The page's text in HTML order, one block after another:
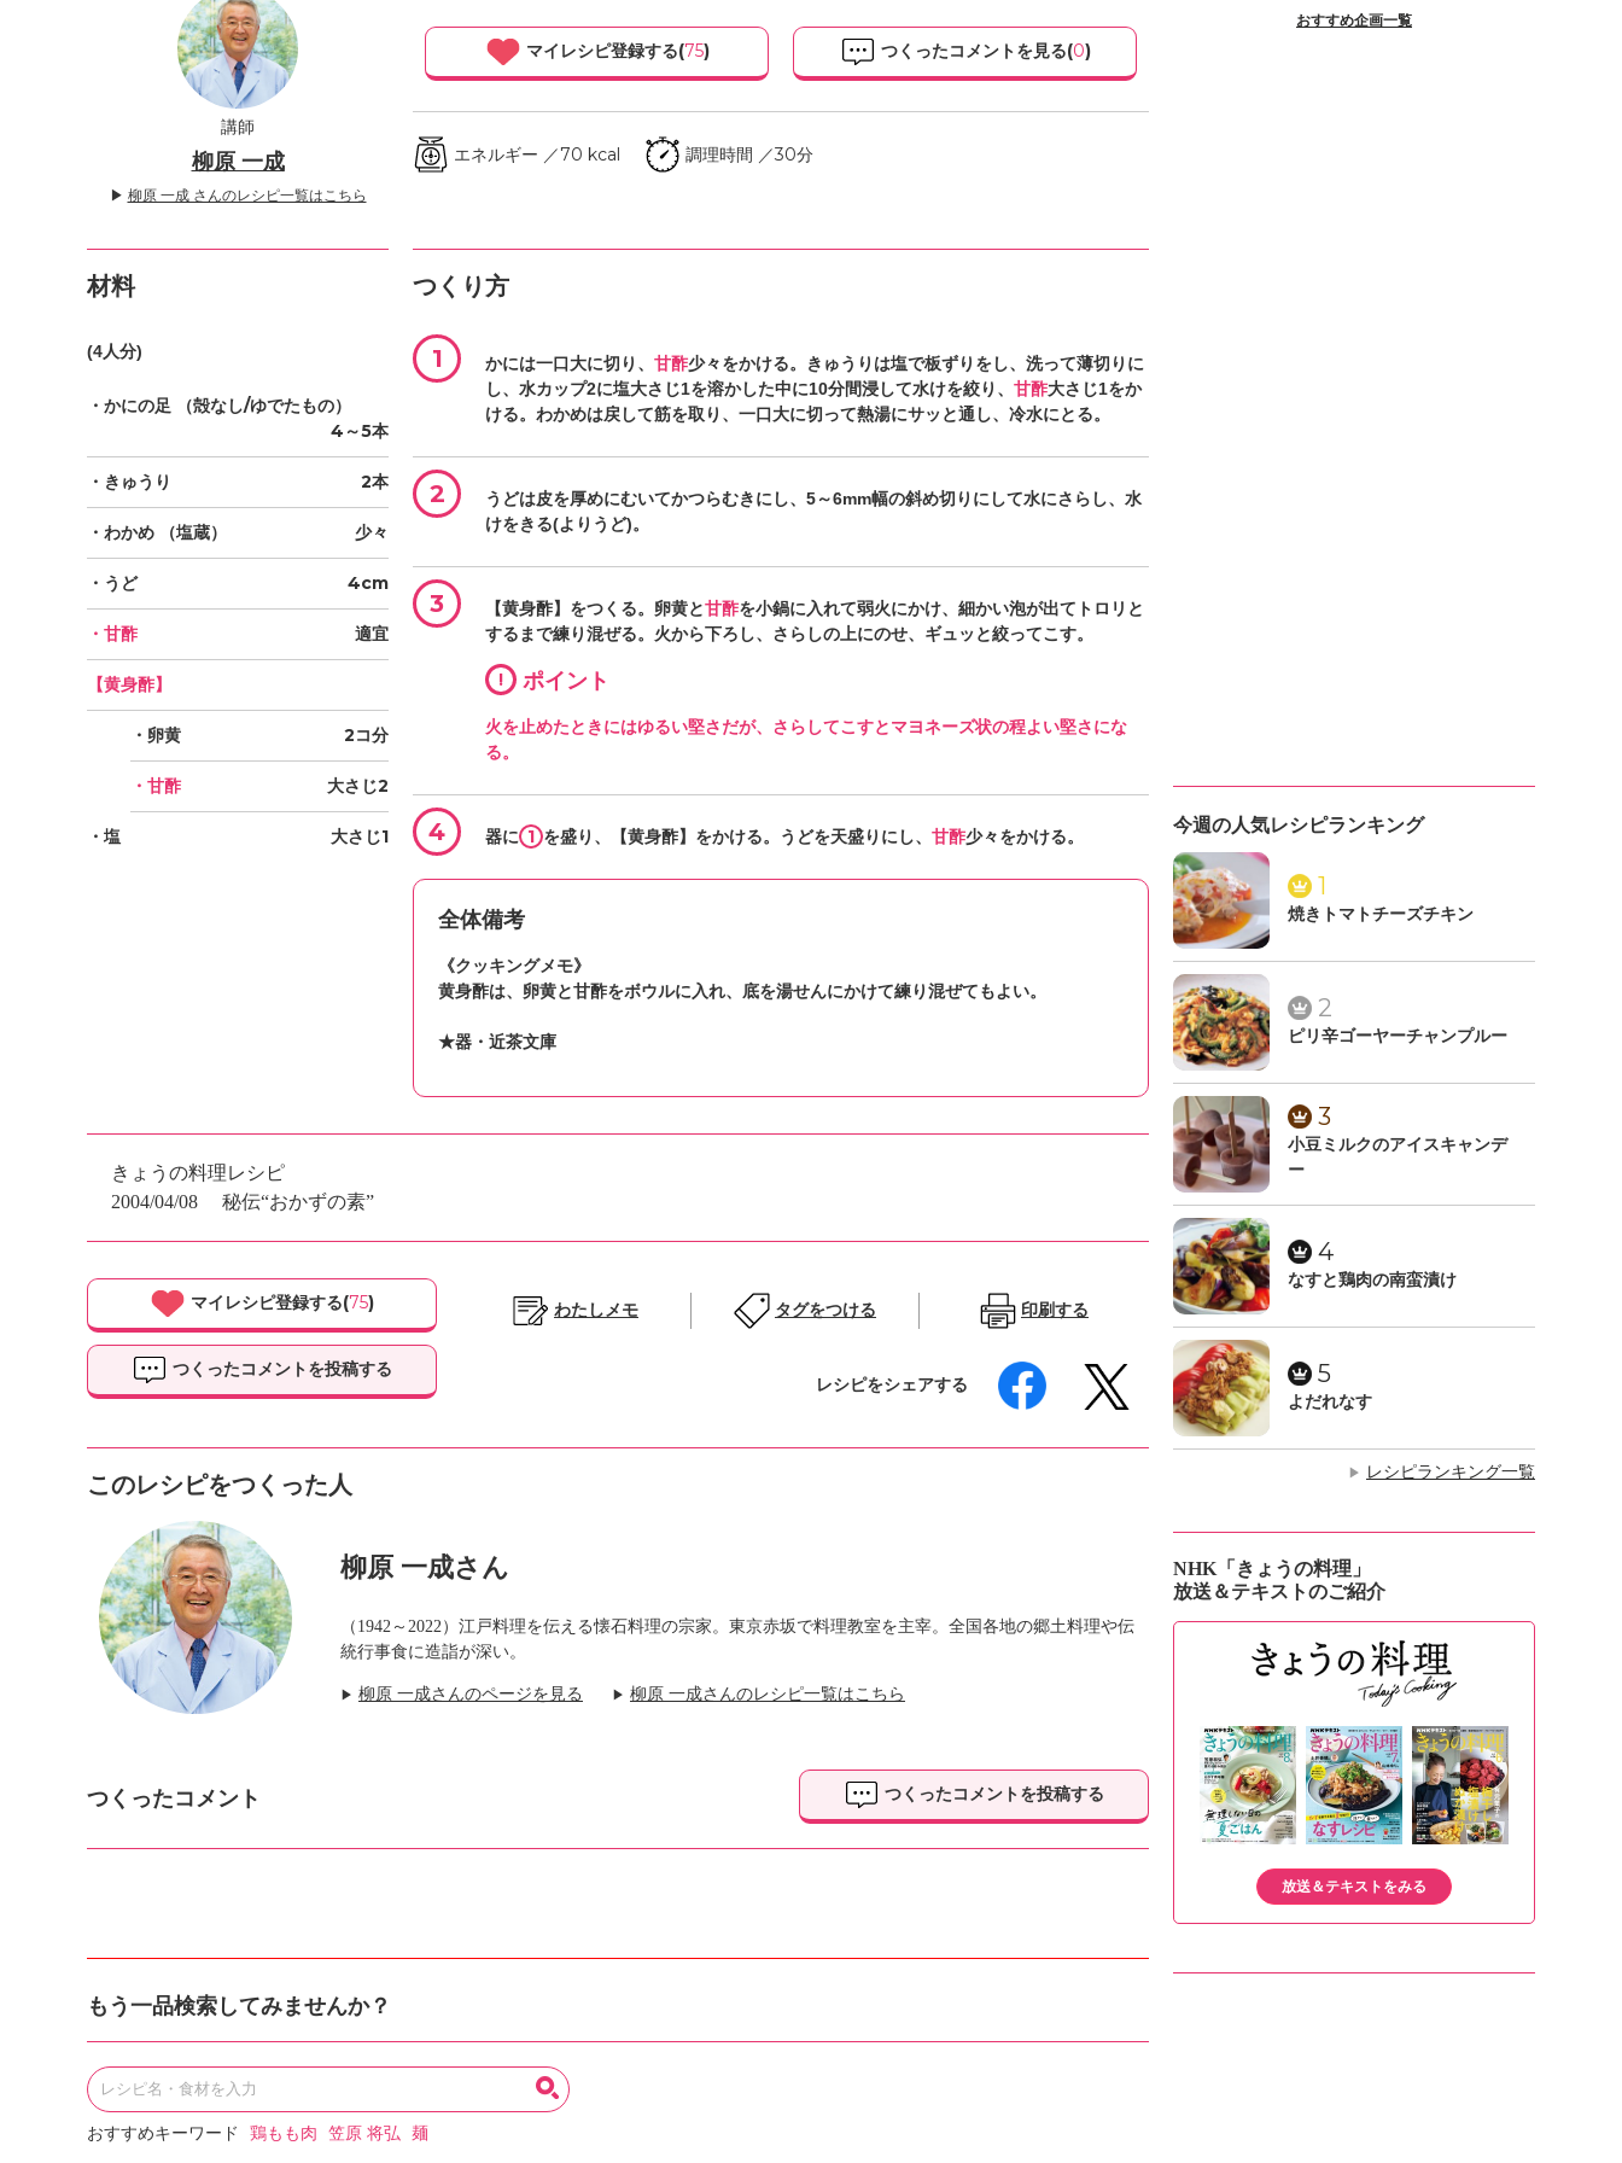
講師
柳原 一成
▶ 柳原 一成 さんのレシピ一覧はこちら
マイレシピ登録する(75) つくったコメントを見る(0)
エネルギー ／70 kcal 調理時間 ／30分
材料
(4人分)
・かにの足 （殻なし/ゆでたもの）
4～5本
・きゅうり 2本
・わかめ （塩蔵） 少々
・うど 4cm
・甘酢 適宜
【黄身酢】
・卵黄 2コ分
・甘酢 大さじ2
・塩 大さじ1
つくり方
1 かには一口大に切り、 甘酢少々をかける。きゅうりは塩で板ずりをし、洗って薄切りに
し、水カップ2に塩大さじ1を溶かした中に10分間浸して水けを絞り、 甘酢大さじ1をか
ける。わかめは戻して筋を取り、一口大に切って熱湯にサッと通し、冷水にとる。
2
うどは皮を厚めにむいてかつらむきにし、5～6mm幅の斜め切りにして水にさらし、水
けをきる(よりうど)。
3 【黄身酢】をつくる。卵黄と甘酢を小鍋に入れて弱火にかけ、細かい泡が出てトロリと
するまで練り混ぜる。火から下ろし、さらしの上にのせ、ギュッと絞ってこす。
! ポイント
火を止めたときにはゆるい堅さだが、さらしてこすとマヨネーズ状の程よい堅さにな
る。
4 器に 1 を盛り、【黄身酢】をかける。うどを天盛りにし、 甘酢少々をかける。
全体備考
《クッキングメモ》
黄身酢は、卵黄と甘酢をボウルに入れ、底を湯せんにかけて練り混ぜてもよい。
★器・近茶文庫
きょうの料理レシピ
2004/04/08
秘伝“おかずの素”
マイレシピ登録する(75)
つくったコメントを投稿する
わたしメモ タグをつける 印刷する
レシピをシェアする
このレシピをつくった人
柳原 一成さん
（1942～2022）江戸料理を伝える懐石料理の宗家。東京赤坂で料理教室を主宰。全国各地の郷土料理や伝
統行事食に造詣が深い。
▶ 柳原 一成さんのページを見る ▶ 柳原 一成さんのレシピ一覧はこちら
つくったコメント つくったコメントを投稿する
もう一品検索してみませんか？
おすすめキーワード 鶏もも肉 笠原 将弘 麺
おすすめ企画一覧
今週の人気レシピランキング
1
焼きトマトチーズチキン
2
ピリ辛ゴーヤーチャンプルー
3
小豆ミルクのアイスキャンデ
ー
4
なすと鶏肉の南蛮漬け
5
よだれなす
▶ レシピランキング一覧
NHK「きょうの料理」
放送＆テキストのご紹介
放送＆テキストをみる